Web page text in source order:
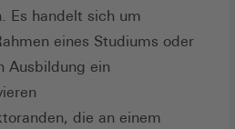
Es handelt sich um
eines Studiums oder
Ausbildung ein
die an einem